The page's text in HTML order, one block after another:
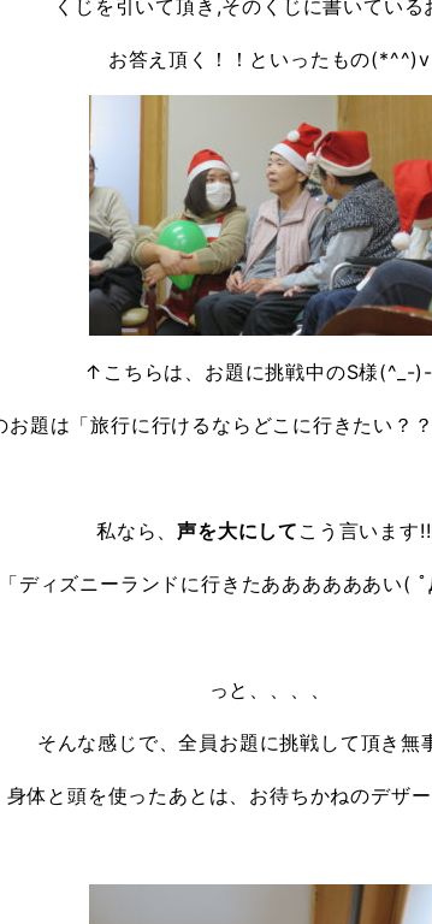
くじを引いて頂き,そのくじに書いている
お答え頂く！！といったもの(*^^)v
↑こちらは、お題に挑戦中のS様(^_-
お題は「旅行に行けるならどこに行きたい？
私なら、声を大にして こう言います
「ディズニーランドに行きたああああああい(
っと、、、、
そんな感じで、全員お題に挑戦して頂き無
身体と頭を使ったあとは、お待ちかねのデザ